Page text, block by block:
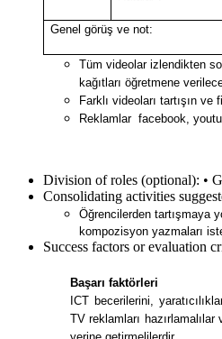
Genel görüş ve not:
Tüm videolar izlendikten
kağıtları öğretmene
Farklı videoları tartışın ve
Reklamlar facebook,
Division of roles (optional): •
Consolidating activities
Öğrencilerden tartışmaya
kompozisyon yazmaları
Success factors or evaluation
Başarı faktörleri
ICT becerilerini,
TV reklamları